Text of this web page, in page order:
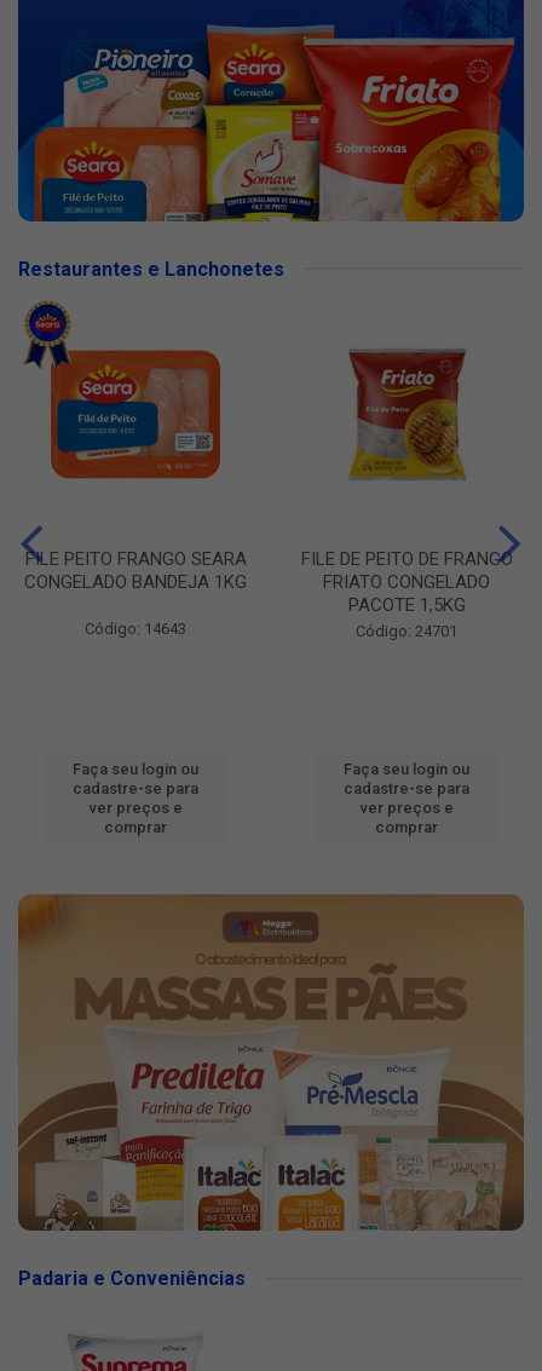
Restaurantes e Lanchonetes
FILE PEITO FRANGO SEARA
CONGELADO BANDEJA 1KG
Código: 14643
Faça seu login ou
cadastre-se para
ver preços e
comprar
FILE DE PEITO DE FRANGO
FRIATO CONGELADO
PACOTE 1,5KG
Código: 24701
Faça seu login ou
cadastre-se para
ver preços e
comprar
Padaria e Conveniências